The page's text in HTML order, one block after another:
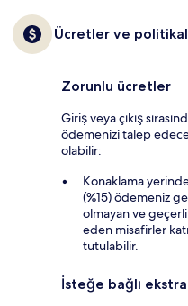
Ücretler ve
Zorunlu ücretler
Giriş veya çıkış
ödemenizi talep
olabilir:
Konaklama
(%15) ödemeniz
olmayan ve
eden misafirler
tutulabilir.
İsteğe bağlı